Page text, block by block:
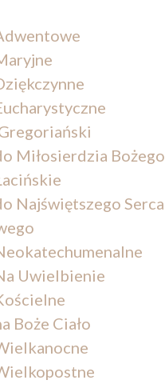
Miłosierdzia Bożego
Najświętszego Serca
Uwielbienie
Boże Ciało